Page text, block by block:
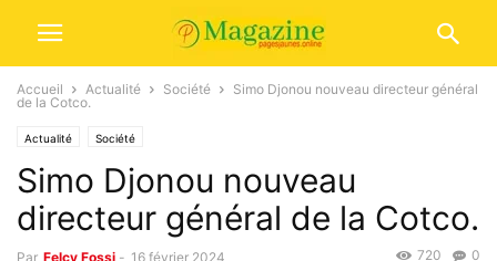
Accueil Actualité Société
Simo Djonou nouveau directeur général
de la Cotco.
Actualité Société
Simo Djonou nouveau
directeur général de la Cotco.
Par Felcy Fossi - 16 février 2024 0
720